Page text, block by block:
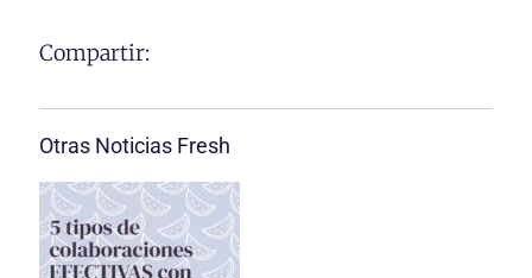
Compartir:
Otras Noticias Fresh